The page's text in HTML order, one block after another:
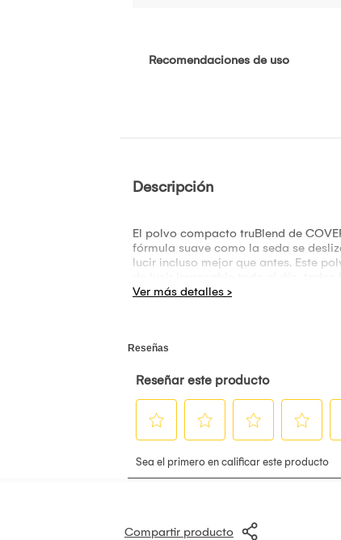
Recomendaciones de uso
Descripción
El polvo compacto truBlend de
fórmula suave como la seda se
lucir incluso mejor que antes. Este
Compartir producto